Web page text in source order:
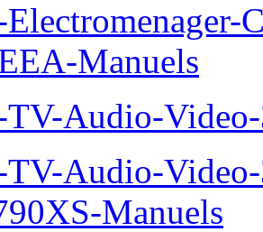
Electromenager-
Manuels
TV-Audio-
TV-Audio-
Manuels